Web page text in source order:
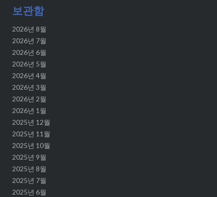
보관함
2026년 8월
2026년 7월
2026년 6월
2026년 5월
2026년 4월
2026년 3월
2026년 2월
2026년 1월
2025년 12월
2025년 11월
2025년 10월
2025년 9월
2025년 8월
2025년 7월
2025년 6월